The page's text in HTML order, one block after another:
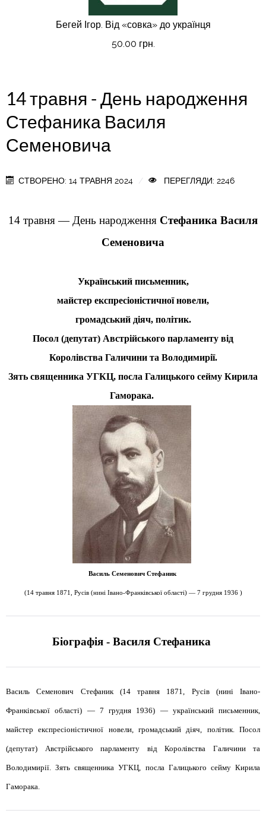
Бегей Ігор. Від «совка» до українця
50.00 грн.
14 травня - День народження
Стефаника Василя
Семеновича
СТВОРЕНО: 14 ТРАВНЯ 2024 ПЕРЕГЛЯДИ: 2246
14 травня—День народження Стефаника Василя
Семеновича
Український письменник,
майстер експресіоністичної новели,
громадський діяч, політик.
Посол (депутат) Австрійського парламенту від
Королівства Галичини та Володимирії.
Зять священника УГКЦ, посла Галицького сейму Кирила
Гаморака.
Василь Семенович Стефаник
(14 травня 1871, Русів (нині Івано-Франківської області) — 7 грудня 1936 )
Біографія - Василя Стефаника
Василь Семенович Стефаник (14 травня 1871, Русів (нині Івано-
Франківської області) — 7 грудня 1936) — український письменник,
майстер експресіоністичної новели, громадський діяч, політик. Посол
(депутат) Австрійського парламенту від Королівства Галичини та
Володимирії. Зять священника УГКЦ, посла Галицького сейму Кирила
Гаморака.